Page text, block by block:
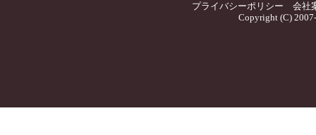
プライバシーポリシー
会社
Copyright (C)